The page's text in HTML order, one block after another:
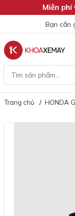
Miễn phí
Bạn cần
Trang chủ HONDA